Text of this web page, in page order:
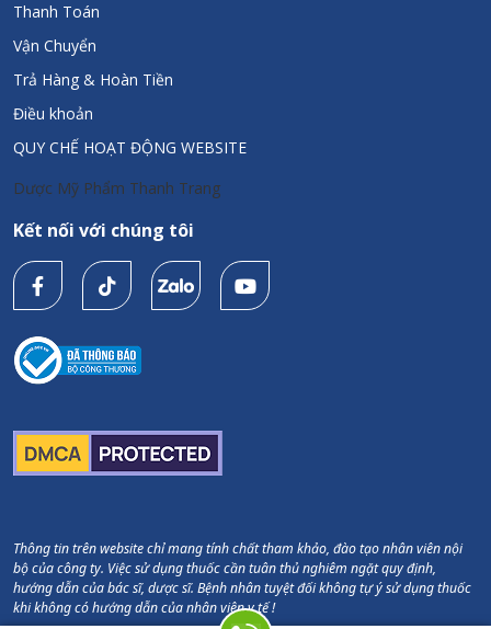
Thanh Toán
Vận Chuyển
Trả Hàng & Hoàn Tiền
Điều khoản
QUY CHẾ HOẠT ĐỘNG WEBSITE
Dược Mỹ Phẩm Thanh Trang
Kết nối với chúng tôi
Thông tin trên website chỉ mang tính chất tham khảo, đào tạo nhân viên nội
bộ của công ty. Việc sử dụng thuốc cần tuân thủ nghiêm ngặt quy định,
hướng dẫn của bác sĩ, dược sĩ. Bệnh nhân tuyệt đối không tự ý sử dụng thuốc
khi không có hướng dẫn của nhân viên y tế !